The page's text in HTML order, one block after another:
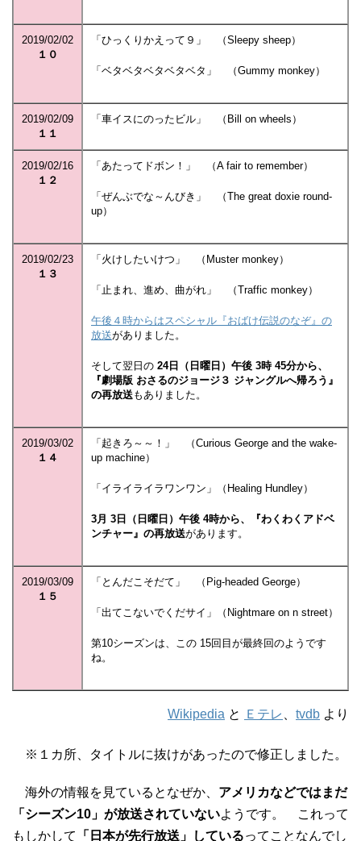
2019/02/02
１０
「ひっくりかえって９」 （Sleepy sheep）
「ベタベタベタベタベタ」 （Gummy monkey）
2019/02/09
１１
「車イスにのったビル」 （Bill on wheels）
2019/02/16
１２
「あたってドボン！」 （A fair to remember）
「ぜんぶでな～んびき」 （The great doxie round-
up）
2019/02/23
１３
「火けしたいけつ」 （Muster monkey）
「止まれ、進め、曲がれ」 （Traffic monkey）
午後４時からはスペシャル『おばけ伝説のなぞ』の
放送がありました。
そして翌日の 24日（日曜日）午後 3時 45分から、
『劇場版 おさるのジョージ３ ジャングルへ帰ろう』
の再放送もありました。
2019/03/02
１４
「起きろ～～！」 （Curious George and the wake-
up machine）
「イライライラワンワン」（Healing Hundley）
3月 3日（日曜日）午後 4時から、『わくわくアドベ
ンチャー』の再放送があります。
2019/03/09
１５
「とんだこそだて」 （Pig-headed George）
「出てこないでくだサイ」（Nightmare on n street）
第10シーズンは、この 15回目が最終回のようです
ね。
Wikipedia と Ｅテレ tvdb より
※１カ所、タイトルに抜けがあったので修正しました。
海外の情報を見ているとなぜか、 アメリカなどではまだ
「シーズン10」が放送されていないようです。 これって
もしかして
「日本が先行放送」しているってことなんでし